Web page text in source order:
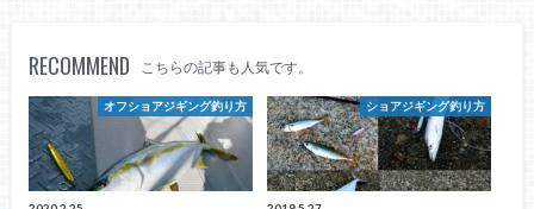
RECOMMEND こちらの記事も人気です。
オフショアジギング釣り方 ショアジギング釣り方